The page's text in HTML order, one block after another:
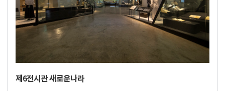
제6전시관 새로운나라